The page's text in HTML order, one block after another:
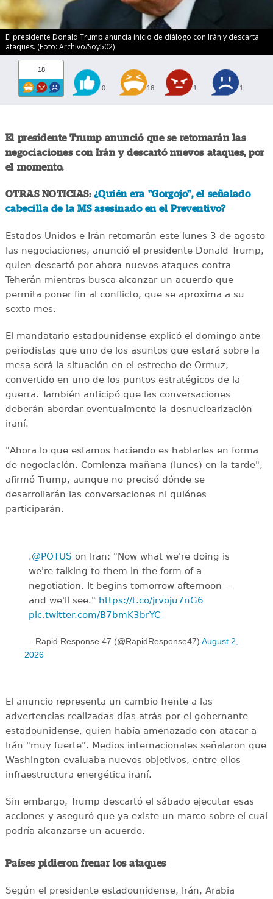
El presidente Donald Trump anuncia inicio de diálogo con Irán y descarta
ataques. (Foto: Archivo/Soy502)
18
0 16 1 1
El presidente Trump anunció que se retomarán las
negociaciones con Irán y descartó nuevos ataques, por
el momento.
OTRAS NOTICIAS: ¿Quién era "Gorgojo", el señalado
cabecilla de la MS asesinado en el Preventivo?
Estados Unidos e Irán retomarán este lunes 3 de agosto
las negociaciones, anunció el presidente Donald Trump,
quien descartó por ahora nuevos ataques contra
Teherán mientras busca alcanzar un acuerdo que
permita poner fin al conflicto, que se aproxima a su
sexto mes.
El mandatario estadounidense explicó el domingo ante
periodistas que uno de los asuntos que estará sobre la
mesa será la situación en el estrecho de Ormuz,
convertido en uno de los puntos estratégicos de la
guerra. También anticipó que las conversaciones
deberán abordar eventualmente la desnuclearización
iraní.
"Ahora lo que estamos haciendo es hablarles en forma
de negociación. Comienza mañana (lunes) en la tarde",
afirmó Trump, aunque no precisó dónde se
desarrollarán las conversaciones ni quiénes
participarán.
.@POTUS on Iran: "Now what we're doing is
we're talking to them in the form of a
negotiation. It begins tomorrow afternoon —
and we'll see." https://t.co/jrvoju7nG6
pic.twitter.com/B7bmK3brYC
— Rapid Response 47 (@RapidResponse47) August 2,
2026
El anuncio representa un cambio frente a las
advertencias realizadas días atrás por el gobernante
estadounidense, quien había amenazado con atacar a
Irán "muy fuerte". Medios internacionales señalaron que
Washington evaluaba nuevos objetivos, entre ellos
infraestructura energética iraní.
Sin embargo, Trump descartó el sábado ejecutar esas
acciones y aseguró que ya existe un marco sobre el cual
podría alcanzarse un acuerdo.
Países pidieron frenar los ataques
Según el presidente estadounidense, Irán, Arabia